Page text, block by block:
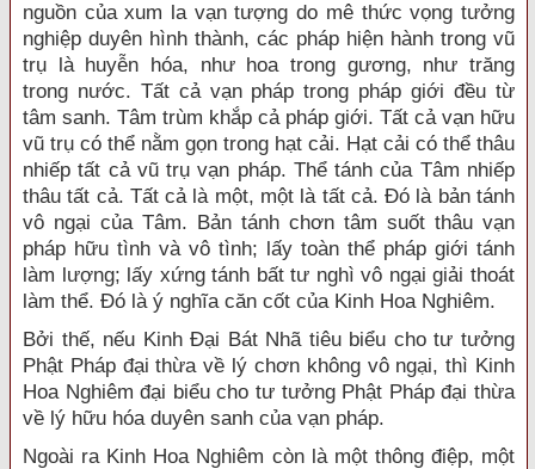
nguồn của xum la vạn tượng do mê thức vọng tưởng
nghiệp duyên hình thành, các pháp hiện hành trong vũ
trụ là huyễn hóa, như hoa trong gương, như trăng
trong nước. Tất cả vạn pháp trong pháp giới đều từ
tâm sanh. Tâm trùm khắp cả pháp giới. Tất cả vạn hữu
vũ trụ có thể nằm gọn trong hạt cải. Hạt cải có thể thâu
nhiếp tất cả vũ trụ vạn pháp. Thể tánh của Tâm nhiếp
thâu tất cả. Tất cả là một, một là tất cả. Ðó là bản tánh
vô ngại của Tâm. Bản tánh chơn tâm suốt thâu vạn
pháp hữu tình và vô tình; lấy toàn thể pháp giới tánh
làm lượng; lấy xứng tánh bất tư nghì vô ngại giải thoát
làm thể. Ðó là ý nghĩa căn cốt của Kinh Hoa Nghiêm.
Bởi thế, nếu Kinh Ðại Bát Nhã tiêu biểu cho tư tưởng
Phật Pháp đại thừa về lý chơn không vô ngại, thì Kinh
Hoa Nghiêm đại biểu cho tư tưởng Phật Pháp đại thừa
về lý hữu hóa duyên sanh của vạn pháp.
Ngoài ra Kinh Hoa Nghiêm còn là một thông điệp, một